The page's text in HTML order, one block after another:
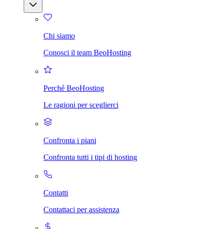
Chi siamo
Conosci il team BeoHosting
Perché BeoHosting
Le ragioni per sceglierci
Confronta i piani
Confronta tutti i tipi di hosting
Contatti
Contattaci per assistenza